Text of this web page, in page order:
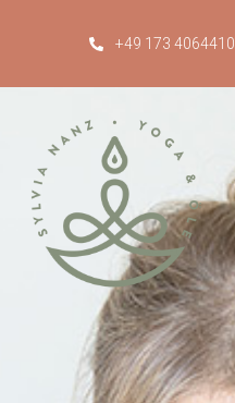
+49 173 4064410